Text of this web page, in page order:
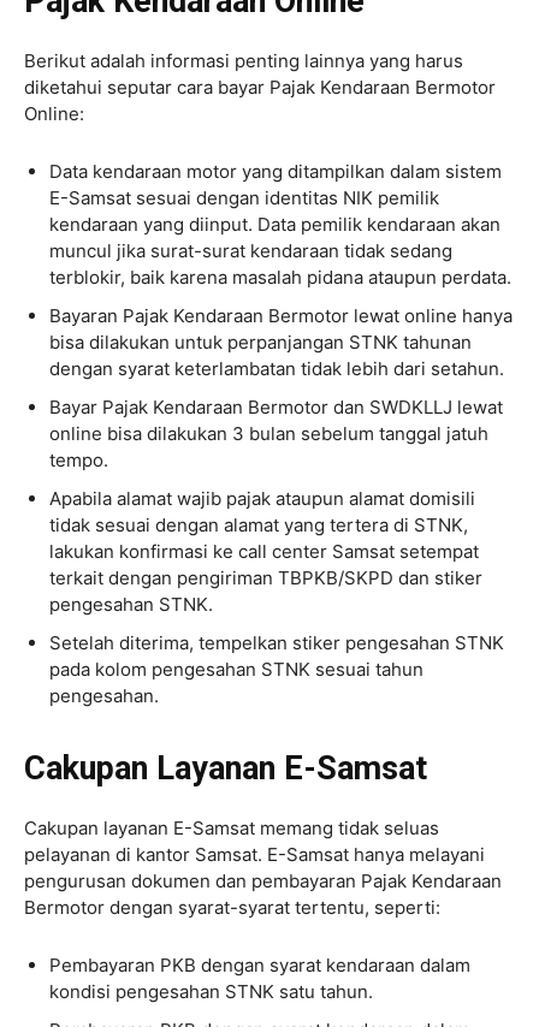
Berikut adalah informasi penting lainnya yang harus
diketahui seputar cara bayar Pajak Kendaraan Bermotor
Online:
Data kendaraan motor yang ditampilkan dalam sistem
E-Samsat sesuai dengan identitas NIK pemilik
kendaraan yang diinput. Data pemilik kendaraan akan
muncul jika surat-surat kendaraan tidak sedang
terblokir, baik karena masalah pidana ataupun perdata.
Bayaran Pajak Kendaraan Bermotor lewat online hanya
bisa dilakukan untuk perpanjangan STNK tahunan
dengan syarat keterlambatan tidak lebih dari setahun.
Bayar Pajak Kendaraan Bermotor dan SWDKLLJ lewat
online bisa dilakukan 3 bulan sebelum tanggal jatuh
tempo.
Apabila alamat wajib pajak ataupun alamat domisili
tidak sesuai dengan alamat yang tertera di STNK,
lakukan konfirmasi ke call center Samsat setempat
terkait dengan pengiriman TBPKB/SKPD dan stiker
pengesahan STNK.
​​Setelah diterima, tempelkan stiker pengesahan STNK
pada kolom pengesahan STNK sesuai tahun
pengesahan.
Cakupan Layanan E-Samsat
Cakupan layanan E-Samsat memang tidak seluas
pelayanan di kantor Samsat. E-Samsat hanya melayani
pengurusan dokumen dan pembayaran Pajak Kendaraan
Bermotor dengan syarat-syarat tertentu, seperti:
Pembayaran PKB dengan syarat kendaraan dalam
kondisi pengesahan STNK satu tahun.